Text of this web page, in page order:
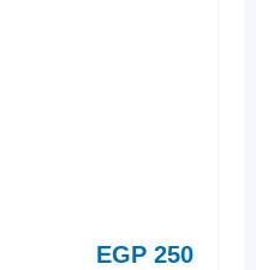
EGP 250